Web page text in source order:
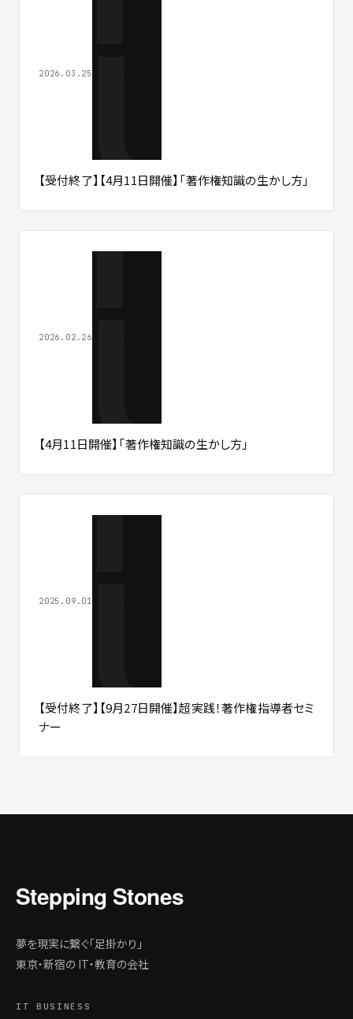
2026.03.25
【受付終了】【4月11日開催】「著作権知識の生かし方」
2026.02.26
【4月11日開催】「著作権知識の生かし方」
2025.09.01
【受付終了】【9月27日開催】超実践！著作権指導者セミ
ナー
Stepping Stones
夢を現実に繋ぐ「足掛かり」
東京・新宿の IT・教育の会社
IT BUSINESS